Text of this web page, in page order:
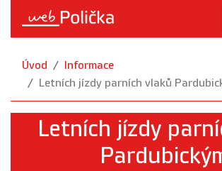
Úvod
Informace
Letních jízdy parních vlaků
Letních jízdy